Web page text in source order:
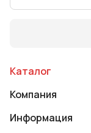
Каталог
Компания
Информация